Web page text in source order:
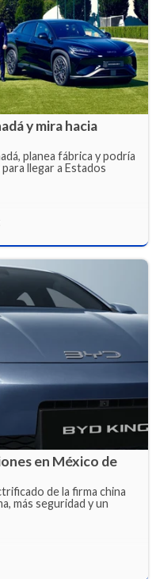
y mira hacia
planea fábrica y podría
llegar a Estados
en México de
de la firma china
más seguridad y un